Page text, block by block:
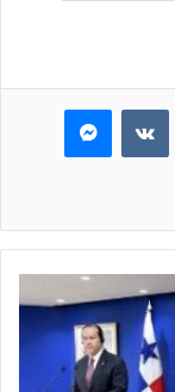
ماسنجر